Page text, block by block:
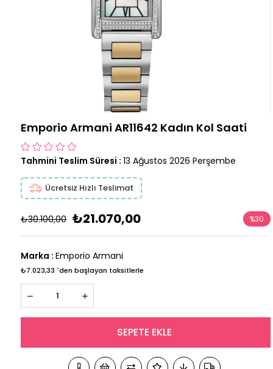
Emporio Armani AR11642 Kadın Kol Saati
Tahmini Teslim Süresi : 13 Ağustos 2026 Perşembe
Ücretsiz Hızlı Teslimat
₺30.100,00 ₺21.070,00 %30
İndirim
Marka : Emporio Armani
₺7.023,33 `den başlayan taksitlerle